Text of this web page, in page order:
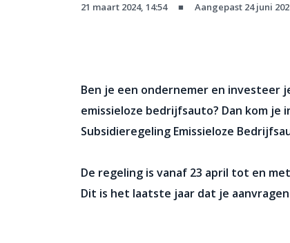
21 maart 2024, 14:54 ■ Aangepast 24 juni
Ben je een ondernemer en investeer
emissieloze bedrijfsauto? Dan kom je
Subsidieregeling Emissieloze
De regeling is vanaf 23 april tot en
Dit is het laatste jaar dat je